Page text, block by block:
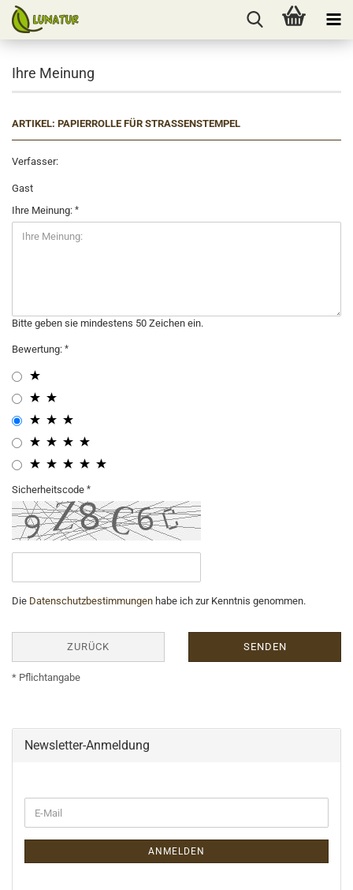
Ihre Meinung
ARTIKEL: PAPIERROLLE FÜR STRASSENSTEMPEL
Verfasser:
Gast
Ihre Meinung:
Bitte geben sie mindestens 50 Zeichen ein.
Bewertung:
Sicherheitscode
Die Datenschutzbestimmungen habe ich zur Kenntnis genommen.
ZURÜCK SENDEN
* Pflichtangabe
Newsletter-Anmeldung
ZUR
E-
Mail
ANMELDEN